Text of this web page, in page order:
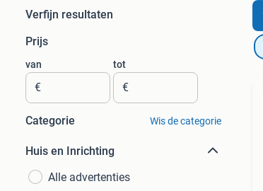
Verfijn resultaten
Prijs
van
€
tot
€
Categorie Wis de categorie
Huis en Inrichting
Alle advertenties